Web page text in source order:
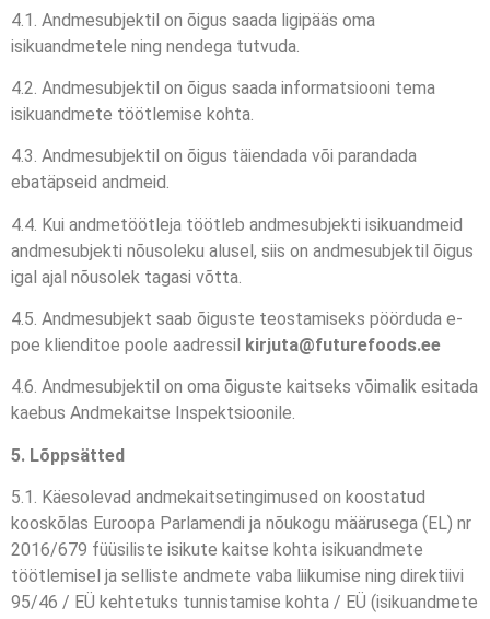
4.1. Andmesubjektil on õigus saada ligipääs oma
isikuandmetele ning nendega tutvuda.
4.2. Andmesubjektil on õigus saada informatsiooni tema
isikuandmete töötlemise kohta.
4.3. Andmesubjektil on õigus täiendada või parandada
ebatäpseid andmeid.
4.4. Kui andmetöötleja töötleb andmesubjekti isikuandmeid
andmesubjekti nõusoleku alusel, siis on andmesubjektil õigus
igal ajal nõusolek tagasi võtta.
4.5. Andmesubjekt saab õiguste teostamiseks pöörduda e-
poe klienditoe poole aadressil kirjuta@futurefoods.ee
4.6. Andmesubjektil on oma õiguste kaitseks võimalik esitada
kaebus Andmekaitse Inspektsioonile.
5. Lõppsätted
5.1. Käesolevad andmekaitsetingimused on koostatud
kooskõlas Euroopa Parlamendi ja nõukogu määrusega (EL) nr
2016/679 füüsiliste isikute kaitse kohta isikuandmete
töötlemisel ja selliste andmete vaba liikumise ning direktiivi
95/46 / EÜ kehtetuks tunnistamise kohta / EÜ (isikuandmete